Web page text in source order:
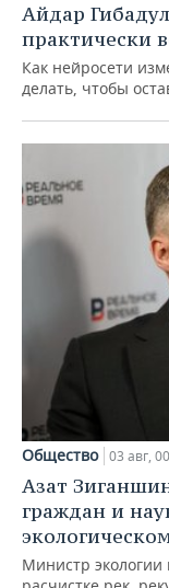
Айдар
практически
Как нейросети
делать, чтобы
Общество 03 авг,
Азат
граждан и
Министр